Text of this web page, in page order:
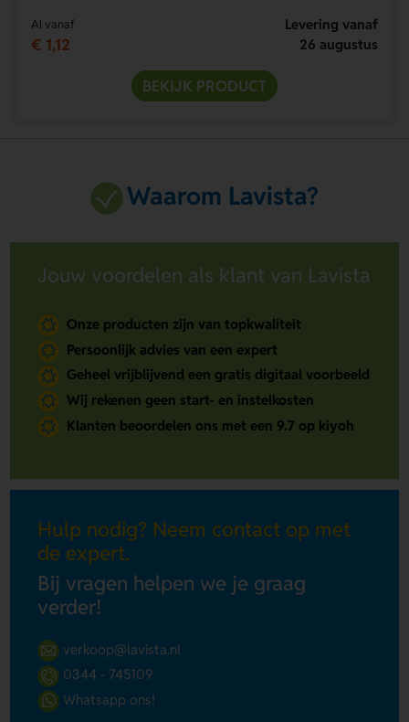
Al vanaf
€ 1,12
Levering vanaf
26 augustus
BEKIJK PRODUCT
Waarom Lavista?
Jouw voordelen als klant van Lavista
Onze producten zijn van topkwaliteit
Persoonlijk advies van een expert
Geheel vrijblijvend een gratis digitaal voorbeeld
Wij rekenen geen start- en instelkosten
Klanten beoordelen ons met een 9.7 op kiyoh
Hulp nodig? Neem contact op met
de expert.
Bij vragen helpen we je graag
verder!
verkoop@lavista.nl
0344 - 745109
Whatsapp ons!